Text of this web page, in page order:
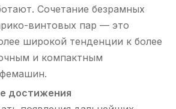
Сочетание безрамных
винтовых пар — это
широкой тенденции к более
и компактным
достижения